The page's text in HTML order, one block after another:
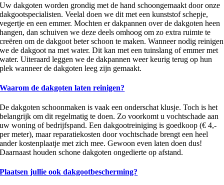
Uw dakgoten worden grondig met de hand schoongemaakt door onze
dakgootspecialisten. Veelal doen we dit met een kunststof schepje,
vegertje en een emmer. Mochten er dakpannen over de dakgoten heen
hangen, dan schuiven we deze deels omhoog om zo extra ruimte te
creëren om de dakgoot beter schoon te maken. Wanneer nodig reinigen
we de dakgoot na met water. Dit kan met een tuinslang of emmer met
water. Uiteraard leggen we de dakpannen weer keurig terug op hun
plek wanneer de dakgoten leeg zijn gemaakt.
Waarom de dakgoten laten reinigen?
De dakgoten schoonmaken is vaak een onderschat klusje. Toch is het
belangrijk om dit regelmatig te doen. Zo voorkomt u vochtschade aan
uw woning of bedrijfspand. Een dakgootreiniging is goedkoop (€ 4,-
per meter), maar reparatiekosten door vochtschade brengt een heel
ander kostenplaatje met zich mee. Gewoon even laten doen dus!
Daarnaast houden schone dakgoten ongedierte op afstand.
Plaatsen jullie ook dakgootbescherming?